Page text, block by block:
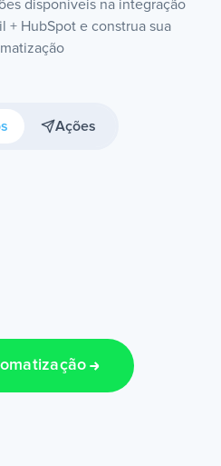
disponíveis na integração
+ HubSpot e construa sua
Ações